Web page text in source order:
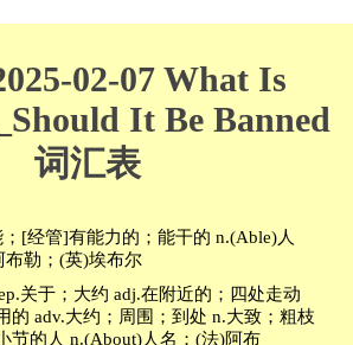
02-07 What Is
It Be Banned
词汇表
；[经管]有能力的；能干的 n.(Able)人
布勒；(英)埃布尔
关于；大约 adj.在附近的；四处走动
的 adv.大约；周围；到处 n.大致；粗枝
节的人 n.(About)人名；(法)阿布